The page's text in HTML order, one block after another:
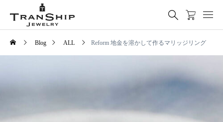
Blog ALL Reform 地金を溶かして作るマリッジリング